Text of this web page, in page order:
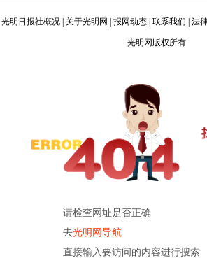
光明日报社概况 | 关于光明网 | 报网动态 | 联系我们 | 法
光明网版权所有
请检查网址是否正确
去光明网导航
直接输入要访问的内容进行搜索